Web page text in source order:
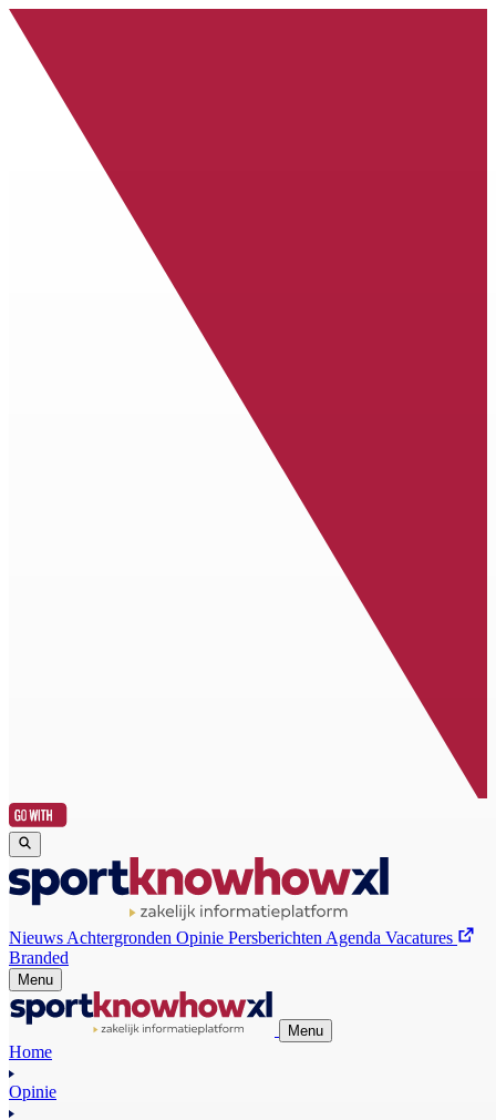
Nieuws Achtergronden Opinie Persberichten Agenda Vacatures
Branded
Menu
Menu
Home
Opinie